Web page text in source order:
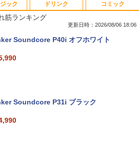
大特価】中古 VAIO Core i7 1065G7 第
世代CPU メモリ8GB SSD256GB 14イ
ンチ フルHD Windows11 Home WEBカ
ュー特典:WPS Office Bランク パソコ
中古ノートパソコン
インチ キーボード ストーン グレー EP
★最大100%ポイント】超小型筐体 ミ
パソコン HP ProDesk 800 G2 DM 第6
世代 Corei5 メモリ:8GB 新品SSD:256G
Type-C DisplayPort VGA Wi-fi 無線
トップ ミニPC
コン Windows11 Office付き パソコン
送料無料】1.54インチ ST7789 解像度
IPS LCDディスプレイ240x240
LCDモジュール SPI ディスプレイ Ardui
ニター 15.6 ディスプレイ ポータブルモ
ター モニター モバイルディスプレイ h
ド ゲーム 液晶 薄型 軽量
エントリーでポイント10倍】はじめて
世界名作えほん きいろいえほんのおう
26,400
筋ランキング
更新日時：2026/08/06 18:06
Soundcore P40i オフホワイト
Soundcore P31i ブラック
ック ドリンク コミック